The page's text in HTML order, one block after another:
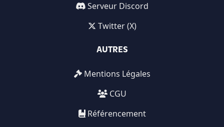
Serveur Discord
Twitter (X)
AUTRES
Mentions Légales
CGU
Référencement